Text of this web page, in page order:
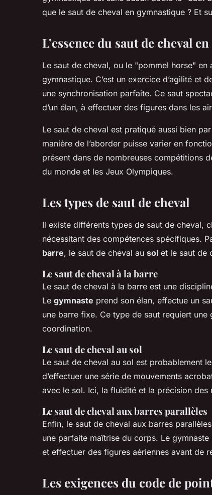
que le saut de cheval en gymnastique ? Et
L’essence du saut de cheval
Le saut de cheval, ou le "pommel horse" en
gymnastique. C’est un exercice d’agilité et
une synchronisation parfaite. Ce saut
d’un élan, à effectuer des figures dans les
Le saut de cheval est pratiqué aussi bien
manière de l’aborder puisse varier en
présent dans de nombreuses compétitions
du monde et les Jeux Olympiques.
Les types de saut de cheval
Il existe différents types de saut de cheval,
nécessitant des compétences spécifiques.
barre, le saut de cheval au sol et le saut de
Le saut de cheval à la barre
Le saut de cheval à la barre est une
Le gymnaste prend son élan, effectue un
une barre fixe. Ce type de saut requiert
coordination.
Le saut de cheval au sol
Le saut de cheval au sol est probablement
d’effectuer une série de mouvements
avec le sol. Ici, la fluidité et la précision des
Le saut de cheval aux barres parallèles
Enfin, le saut de cheval aux barres
une parfaite maîtrise du corps. Le
et effectuer des figures aériennes avant de
Les exigences du code de